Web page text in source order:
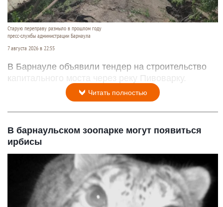
Старую переправу размыло в прошлом году
пресс-службы администрации Барнаула
7 августа 2026 в 22:55
В Барнауле объявили тендер на строительство
капитального моста через реку Пивоварку.
Читать полностью
В барнаульском зоопарке могут появиться
ирбисы